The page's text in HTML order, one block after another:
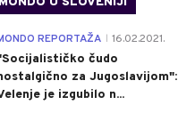
REPORTAŽA 16.02.2021.
čudo
za Jugoslavijom":
je izgubilo n...